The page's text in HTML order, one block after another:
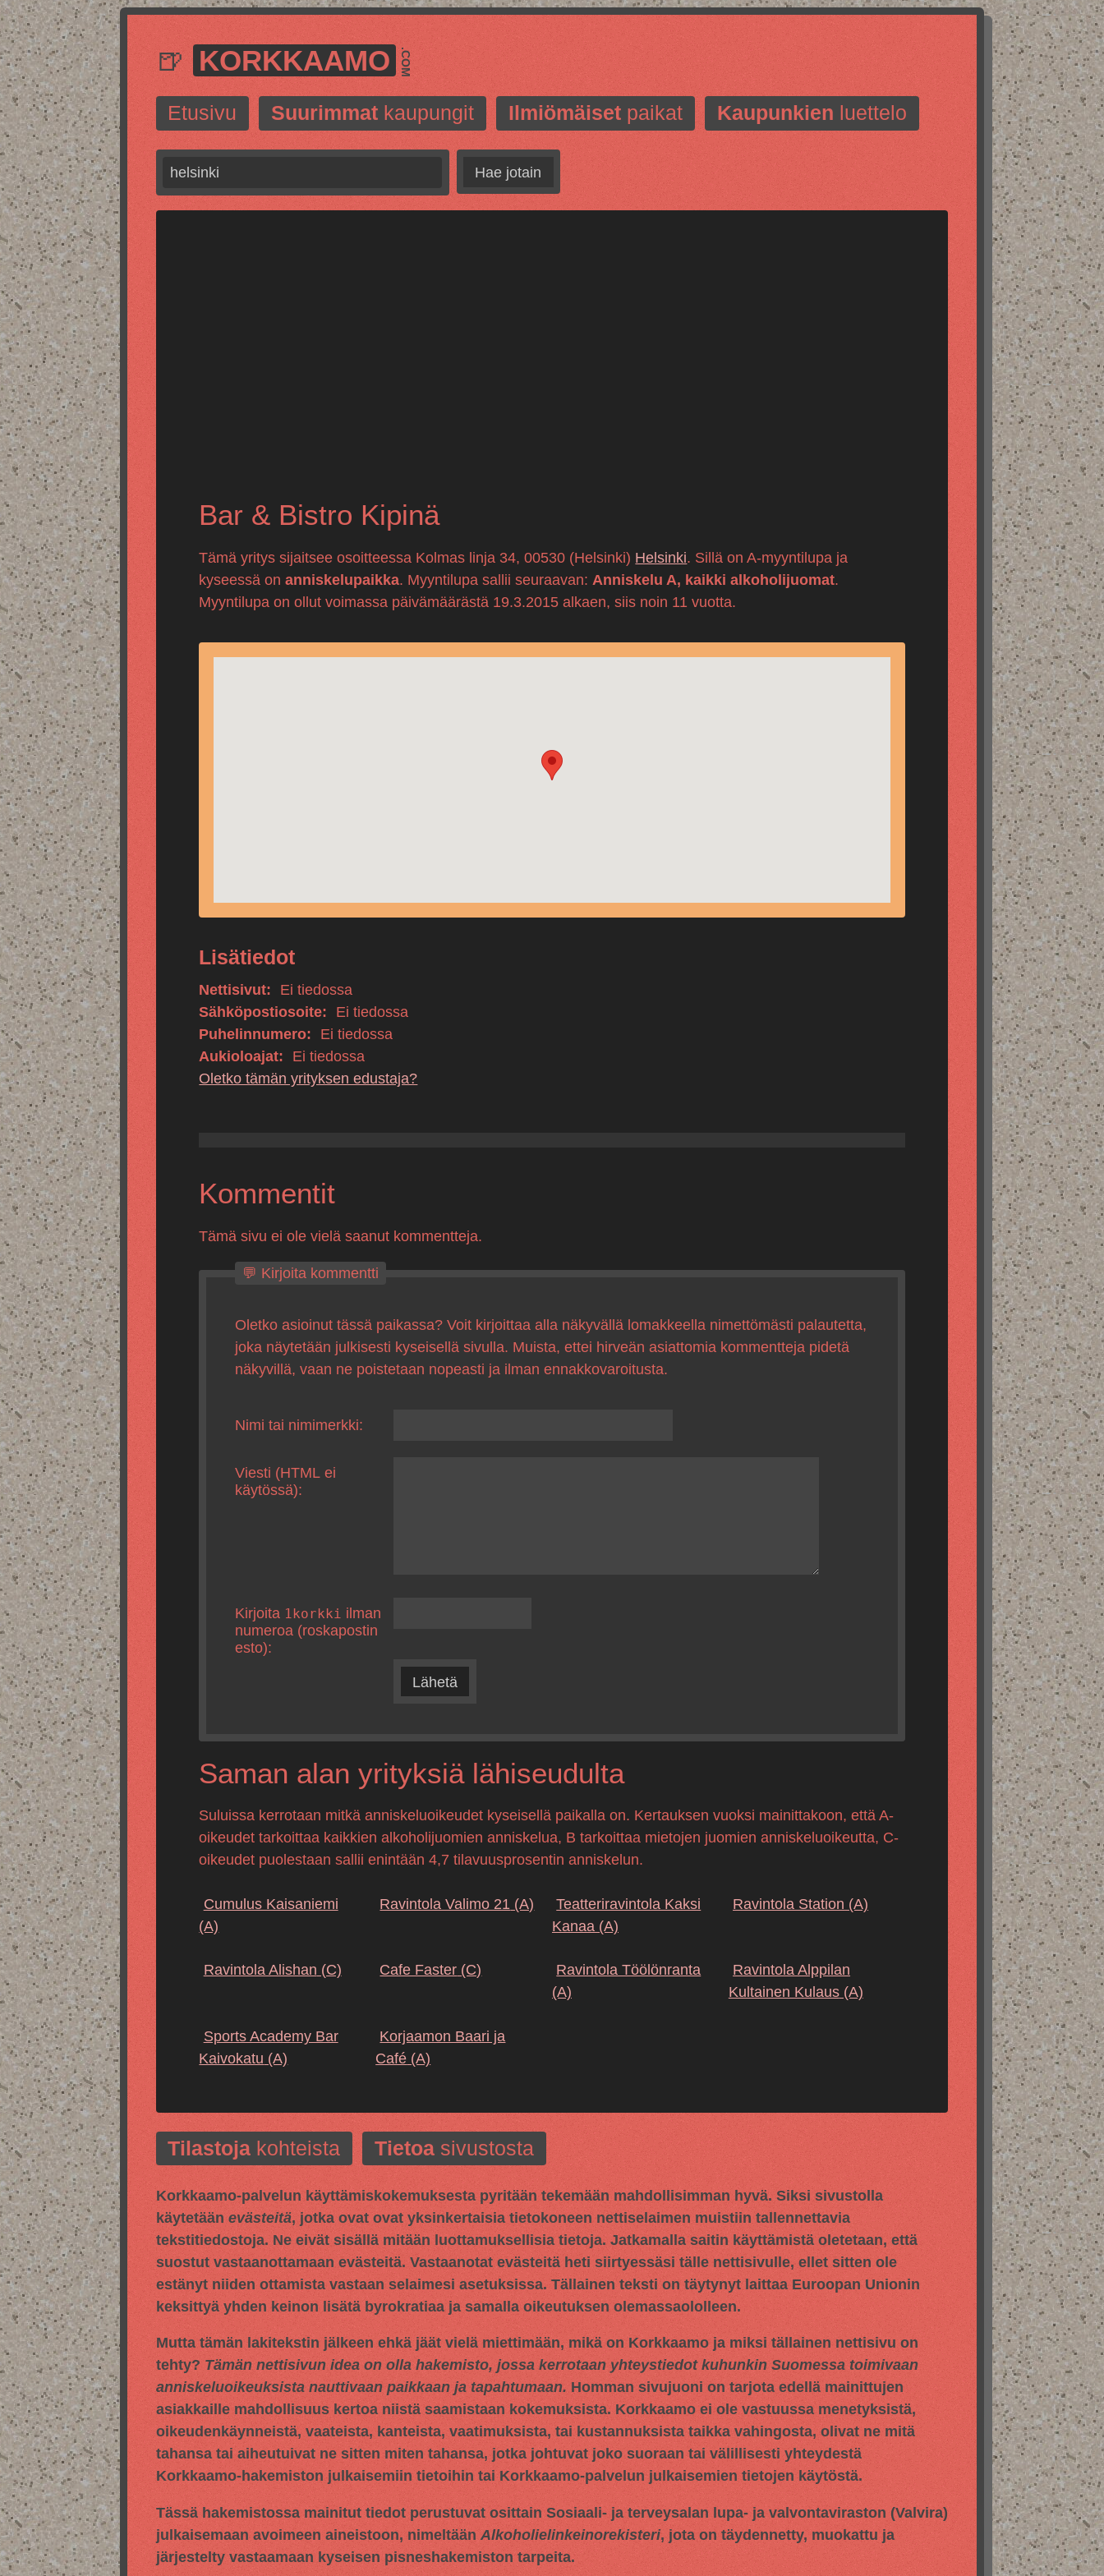
🍺 KORKKAAMO .COM
Etusivu Suurimmat kaupungit Ilmiömäiset paikat Kaupunkien luettelo
Hae jotain
Bar & Bistro Kipinä
Tämä yritys sijaitsee osoitteessa Kolmas linja 34, 00530 (Helsinki) Helsinki. Sillä on A-myyntilupa ja
kyseessä onanniskelupaikka. Myyntilupa sallii seuraavan: Anniskelu A, kaikki alkoholijuomat.
Myyntilupa on ollut voimassa päivämäärästä 19.3.2015 alkaen, siis noin 11 vuotta.
Lisätiedot
Nettisivut:
Ei tiedossa
Sähköpostiosoite:
Ei tiedossa
Puhelinnumero:
Ei tiedossa
Aukioloajat:
Ei tiedossa
Oletko tämän yrityksen edustaja?
Kommentit
Tämä sivu ei ole vielä saanut kommentteja.
💬 Kirjoita kommentti
Oletko asioinut tässä paikassa? Voit kirjoittaa alla näkyvällä lomakkeella nimettömästi palautetta,
joka näytetään julkisesti kyseisellä sivulla. Muista, ettei hirveän asiattomia kommentteja pidetä
näkyvillä, vaan ne poistetaan nopeasti ja ilman ennakkovaroitusta.
Nimi tai nimimerkki:
Viesti (HTML ei
käytössä):
Kirjoita 1korkki ilman
numeroa (roskapostin
esto):
Lähetä
Saman alan yrityksiä lähiseudulta
Suluissa kerrotaan mitkä anniskeluoikeudet kyseisellä paikalla on. Kertauksen vuoksi mainittakoon, että A-
oikeudet tarkoittaa kaikkien alkoholijuomien anniskelua, B tarkoittaa mietojen juomien anniskeluoikeutta, C-
oikeudet puolestaan sallii enintään 4,7 tilavuusprosentin anniskelun.
Cumulus Kaisaniemi
(A)
Ravintola Valimo 21 (A)
Teatteriravintola Kaksi
Kanaa (A)
Ravintola Station (A)
Ravintola Alishan (C) Cafe Faster (C)
Ravintola Töölönranta
(A)
Ravintola Alppilan
Kultainen Kulaus(A)
Sports Academy Bar
Kaivokatu (A)
Korjaamon Baari ja
Café (A)
Tilastoja kohteista Tietoa sivustosta
Korkkaamo-palvelun käyttämiskokemuksesta pyritään tekemään mahdollisimman hyvä. Siksi sivustolla
käytetään evästeitä, jotka ovat ovat yksinkertaisia tietokoneen nettiselaimen muistiin tallennettavia
tekstitiedostoja. Ne eivät sisällä mitään luottamuksellisia tietoja. Jatkamalla saitin käyttämistä oletetaan, että
suostut vastaanottamaan evästeitä. Vastaanotat evästeitä heti siirtyessäsi tälle nettisivulle, ellet sitten ole
estänyt niiden ottamista vastaan selaimesi asetuksissa. Tällainen teksti on täytynyt laittaa Euroopan Unionin
keksittyä yhden keinon lisätä byrokratiaa ja samalla oikeutuksen olemassaololleen.
Mutta tämän lakitekstin jälkeen ehkä jäät vielä miettimään, mikä on Korkkaamo ja miksi tällainen nettisivu on
tehty? Tämän nettisivun idea on olla hakemisto, jossa kerrotaan yhteystiedot kuhunkin Suomessa toimivaan
anniskeluoikeuksista nauttivaan paikkaan ja tapahtumaan. Homman sivujuoni on tarjota edellä mainittujen
asiakkaille mahdollisuus kertoa niistä saamistaan kokemuksista. Korkkaamo ei ole vastuussa menetyksistä,
oikeudenkäynneistä, vaateista, kanteista, vaatimuksista, tai kustannuksista taikka vahingosta, olivat ne mitä
tahansa tai aiheutuivat ne sitten miten tahansa, jotka johtuvat joko suoraan tai välillisesti yhteydestä
Korkkaamo-hakemiston julkaisemiin tietoihin tai Korkkaamo-palvelun julkaisemien tietojen käytöstä.
Tässä hakemistossa mainitut tiedot perustuvat osittain Sosiaali- ja terveysalan lupa- ja valvontaviraston (Valvira)
julkaisemaan avoimeen aineistoon, nimeltään Alkoholielinkeinorekisteri, jota on täydennetty, muokattu ja
järjestelty vastaamaan kyseisen pisneshakemiston tarpeita.